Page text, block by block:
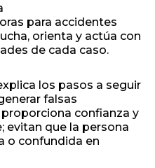
para accidentes
orienta y actúa con
de cada caso.
los pasos a seguir
falsas
confianza y
evitan que la persona
o confundida en